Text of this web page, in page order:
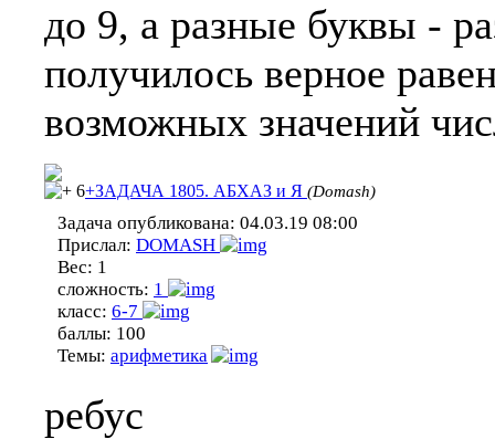
до 9, а разные буквы -
получилось верное
возможных значений
6+ЗАДАЧА 1805. АБХАЗ и Я (Domash)
Задача опубликована: 04.03.19 08:00
Прислал: DOMASH
Вес: 1
сложность: 1
класс: 6-7
баллы: 100
Темы: арифметика
ребус